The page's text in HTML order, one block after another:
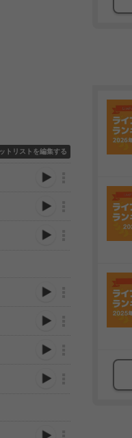
トリストを編集する